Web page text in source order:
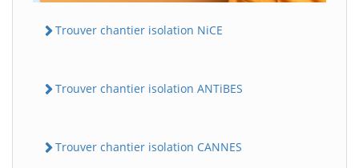
Trouver chantier isolation NiCE
Trouver chantier isolation ANTiBES
Trouver chantier isolation CANNES